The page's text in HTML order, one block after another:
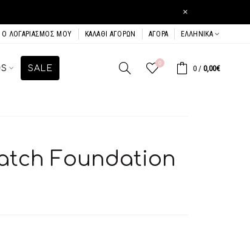
×
Ο ΛΟΓΑΡΙΑΣΜΌΣ ΜΟΥ ΚΑΛΆΘΙ ΑΓΟΡΏΝ ΑΓΟΡΆ ΕΛΛΗΝΙΚΆ
SALE
0
0 / 0,00€
Foundation